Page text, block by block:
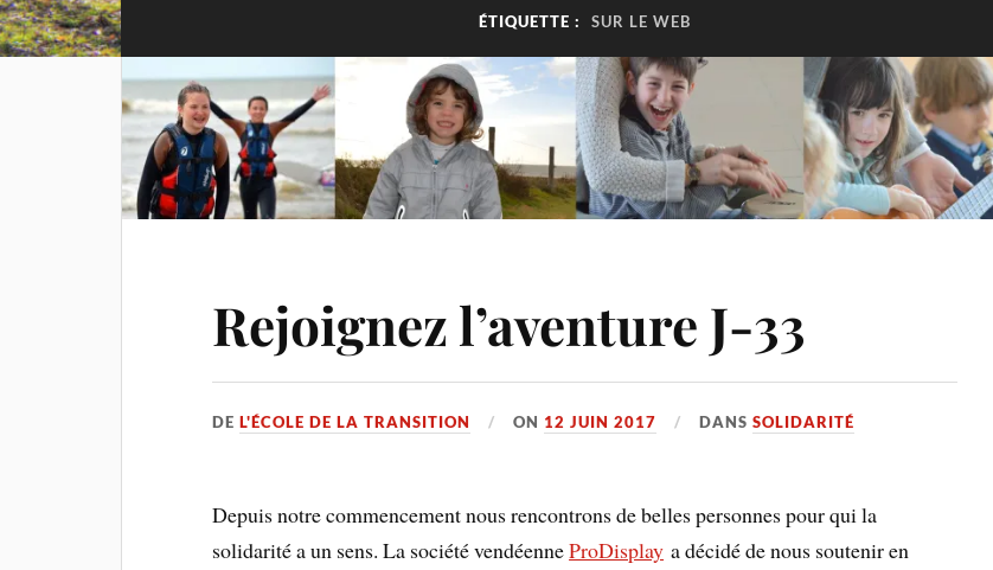
ÉTIQUETTE : SUR LE WEB
Rejoignez l’aventure J-33
DEL'ÉCOLE DE LA TRANSITION ON 12 JUIN 2017 DANSSOLIDARITÉ
Depuis notre commencement nous rencontrons de belles personnes pour qui la
solidarité a un sens. La société vendéenneProDisplay a décidé de nous soutenir en